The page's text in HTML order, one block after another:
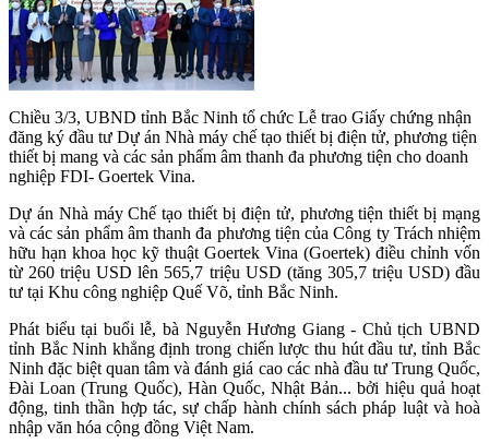
Chiều 3/3, UBND tỉnh Bắc Ninh tổ chức Lễ trao Giấy chứng nhận
đăng ký đầu tư Dự án Nhà máy chế tạo thiết bị điện tử, phương tiện
thiết bị mang và các sản phẩm âm thanh đa phương tiện cho doanh
nghiệp FDI- Goertek Vina.
Dự án Nhà máy Chế tạo thiết bị điện tử, phương tiện thiết bị mạng
và các sản phẩm âm thanh đa phương tiện của Công ty Trách nhiệm
hữu hạn khoa học kỹ thuật Goertek Vina (Goertek) điều chỉnh vốn
từ 260 triệu USD lên 565,7 triệu USD (tăng 305,7 triệu USD) đầu
tư tại Khu công nghiệp Quế Võ, tỉnh Bắc Ninh.
Phát biểu tại buổi lễ, bà Nguyễn Hương Giang - Chủ tịch UBND
tỉnh Bắc Ninh khẳng định trong chiến lược thu hút đầu tư, tỉnh Bắc
Ninh đặc biệt quan tâm và đánh giá cao các nhà đầu tư Trung Quốc,
Đài Loan (Trung Quốc), Hàn Quốc, Nhật Bản... bởi hiệu quả hoạt
động, tinh thần hợp tác, sự chấp hành chính sách pháp luật và hoà
nhập văn hóa cộng đồng Việt Nam.